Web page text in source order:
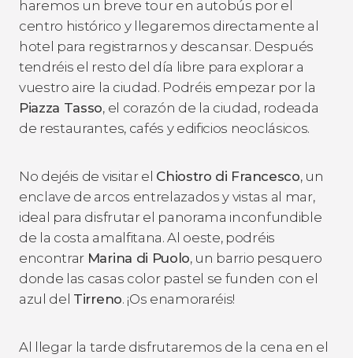
haremos un breve tour en autobús por el
centro histórico y llegaremos directamente al
hotel para registrarnos y descansar. Después
tendréis el resto del día libre para explorar a
vuestro aire la ciudad. Podréis empezar por la
Piazza Tasso, el corazón de la ciudad, rodeada
de restaurantes, cafés y edificios neoclásicos.
No dejéis de visitar el Chiostro di Francesco, un
enclave de arcos entrelazados y vistas al mar,
ideal para disfrutar el panorama inconfundible
de la costa amalfitana. Al oeste, podréis
encontrar Marina di Puolo, un barrio pesquero
donde las casas color pastel se funden con el
azul del Tirreno. ¡Os enamoraréis!
Al llegar la tarde disfrutaremos de la cena en el